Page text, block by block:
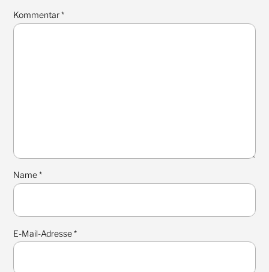
Kommentar*
Name*
E-Mail-Adresse*